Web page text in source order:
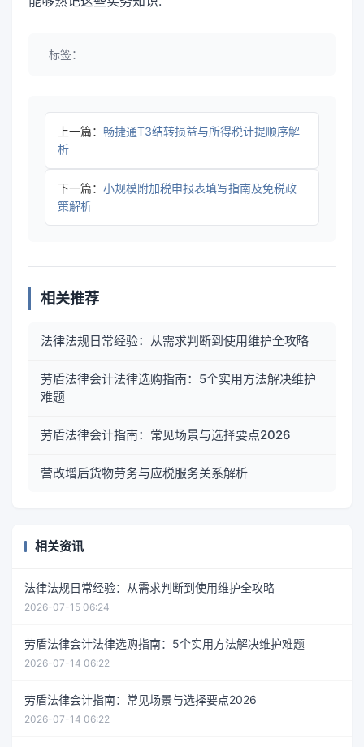
标签：
上一篇： 畅捷通T3结转损益与所得税计提顺序解
析
下一篇： 小规模附加税申报表填写指南及免税政
策解析
相关推荐
法律法规日常经验：从需求判断到使用维护全攻略
劳盾法律会计法律选购指南：5个实用方法解决维护
难题
劳盾法律会计指南：常见场景与选择要点2026
营改增后货物劳务与应税服务关系解析
相关资讯
法律法规日常经验：从需求判断到使用维护全攻略
2026-07-15 06:24
劳盾法律会计法律选购指南：5个实用方法解决维护难题
2026-07-14 06:22
劳盾法律会计指南：常见场景与选择要点2026
2026-07-14 06:22